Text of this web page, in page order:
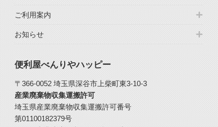
ご利用案内
お知らせ
便利屋べんりやハッピー
〒366-0052 埼玉県深谷市上柴町東3-10-3
産業廃棄物収集運搬許可
埼玉県産業廃棄物収集運搬許可番号
第01100182379号